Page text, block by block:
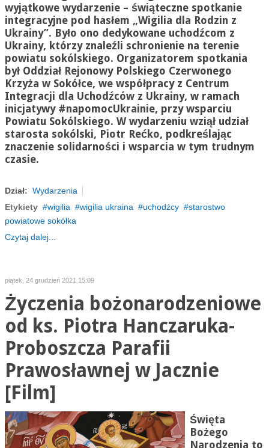
wyjątkowe wydarzenie – świąteczne spotkanie
integracyjne pod hasłem „Wigilia dla Rodzin z
Ukrainy”. Było ono dedykowane uchodźcom z
Ukrainy, którzy znaleźli schronienie na terenie
powiatu sokólskiego. Organizatorem spotkania
był Oddział Rejonowy Polskiego Czerwonego
Krzyża w Sokółce, we współpracy z Centrum
Integracji dla Uchodźców z Ukrainy, w ramach
inicjatywy #napomocUkrainie, przy wsparciu
Powiatu Sokólskiego. W wydarzeniu wziął udział
starosta sokólski, Piotr Rećko, podkreślając
znaczenie solidarności i wsparcia w tym trudnym
czasie.
Dział: Wydarzenia
Etykiety
wigilia wigilia ukraina uchodźcy
starostwo
powiatowe sokółka
Czytaj dalej...
piątek, 24 grudzień 2021 15:09
Życzenia bożonarodzeniowe
od ks. Piotra Hanczaruka-
Proboszcza Parafii
Prawosławnej w Jacznie
[Film]
Święta
Bożego
Narodzenia to